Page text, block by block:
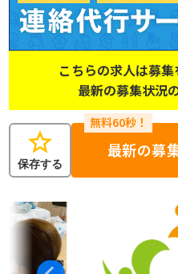
こちらの求人は募集
最新の募集状況
star
保存する
最新の募